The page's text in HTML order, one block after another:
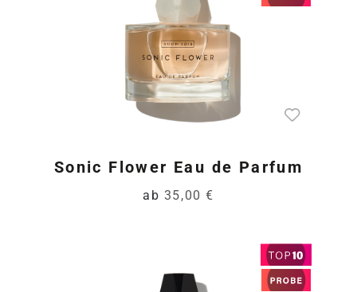
Sonic Flower Eau de Parfum
ab 35,00 €